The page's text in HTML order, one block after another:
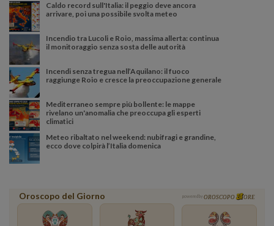
Caldo record sull'Italia: il peggio deve ancora
arrivare, poi una possibile svolta meteo
Incendio tra Lucoli e Roio, massima allerta: continua
il monitoraggio senza sosta delle autorità
Incendi senza tregua nell’Aquilano: il fuoco
raggiunge Roio e cresce la preoccupazione generale
Mediterraneo sempre più bollente: le mappe
rivelano un'anomalia che preoccupa gli esperti
climatici
Meteo ribaltato nel weekend: nubifragi e grandine,
ecco dove colpirà l’Italia domenica
Oroscopo del Giorno powered by OROSCOPO ORE